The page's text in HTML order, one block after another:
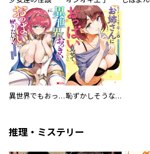
異世界でもおっきいおっぱいに触りたい！アンソロジーコミック 恥ずかしそうな顔で年上のお姉さんにおっぱい見せてもらいたい 赤面おっぱいアンソロジー
推理・ミステリー